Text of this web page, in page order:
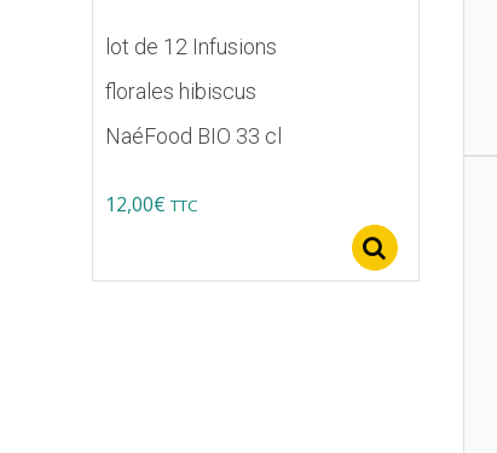
lot de 12 Infusions
florales hibiscus
NaéFood BIO 33 cl
12,00€ TTC